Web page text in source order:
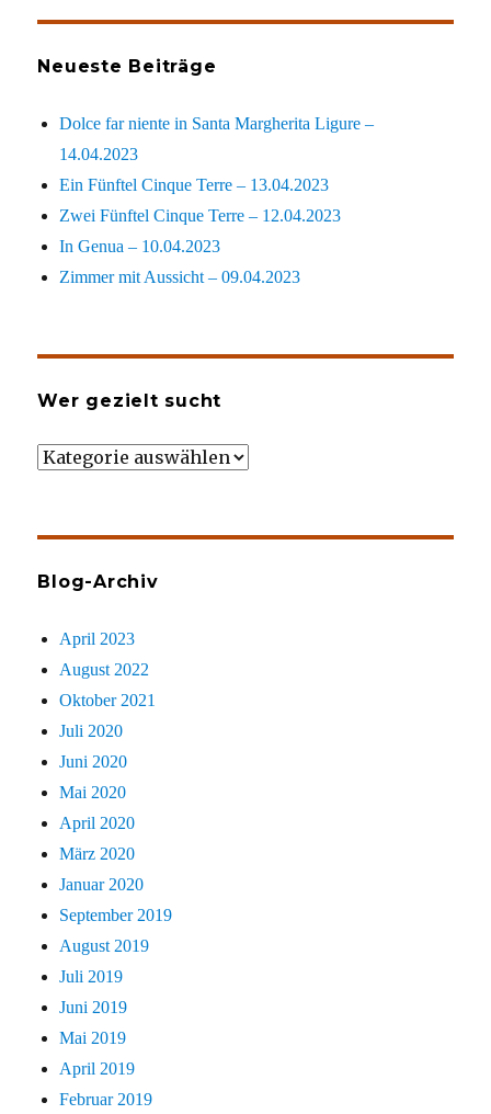
Neueste Beiträge
Dolce far niente in Santa Margherita Ligure –
14.04.2023
Ein Fünftel Cinque Terre – 13.04.2023
Zwei Fünftel Cinque Terre – 12.04.2023
In Genua – 10.04.2023
Zimmer mit Aussicht – 09.04.2023
Wer gezielt sucht
Wer
Blog-Archiv
April 2023
August 2022
Oktober 2021
Juli 2020
Juni 2020
Mai 2020
April 2020
März 2020
Januar 2020
September 2019
August 2019
Juli 2019
Juni 2019
Mai 2019
April 2019
Februar 2019